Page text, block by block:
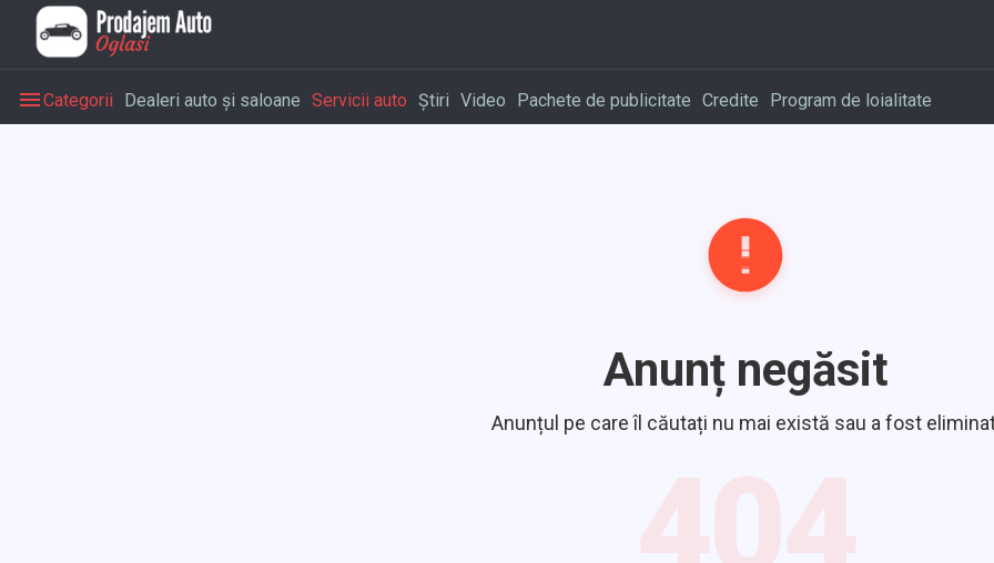
Categorii Dealeri auto și saloane Servicii auto Știri Video Pachete de publicitate Credite Program de loialitate
Anunț negăsit
Anunțul pe care îl căutați nu mai există sau a fost